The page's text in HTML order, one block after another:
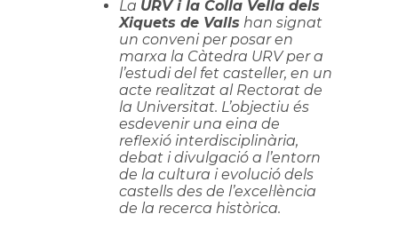
La URV i la Colla Vella dels
Xiquets de Valls han signat
un conveni per posar en
marxa la Càtedra URV per a
l’estudi del fet casteller, en un
acte realitzat al Rectorat de
la Universitat. L’objectiu és
esdevenir una eina de
reflexió interdisciplinària,
debat i divulgació a l’entorn
de la cultura i evolució dels
castells des de l’excel·lència
de la recerca històrica.